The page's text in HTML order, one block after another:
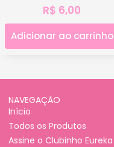
R$ 6,00
Adicionar ao carrinho
NAVEGAÇÃO
Início
Todos os Produtos
Assine o Clubinho Eureka